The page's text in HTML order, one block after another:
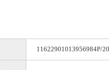
11622901013956984P/